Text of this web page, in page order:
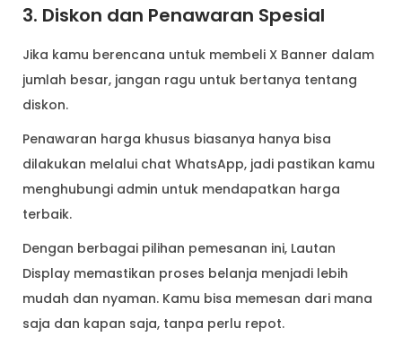
3. Diskon dan Penawaran Spesial
Jika kamu berencana untuk membeli X Banner dalam
jumlah besar, jangan ragu untuk bertanya tentang
diskon.
Penawaran harga khusus biasanya hanya bisa
dilakukan melalui chat WhatsApp, jadi pastikan kamu
menghubungi admin untuk mendapatkan harga
terbaik.
Dengan berbagai pilihan pemesanan ini, Lautan
Display memastikan proses belanja menjadi lebih
mudah dan nyaman. Kamu bisa memesan dari mana
saja dan kapan saja, tanpa perlu repot.